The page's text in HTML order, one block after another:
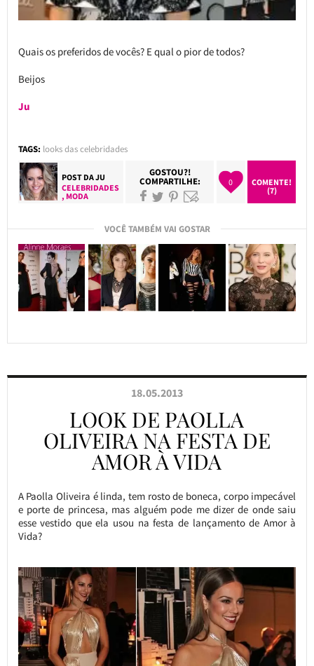
Quais os preferidos de vocês? E qual o pior de todos?
Beijos
Ju
TAGS: looks das celebridades
POST DAJU
CELEBRIDADES
, MODA
GOSTOU?!
COMPARTILHE: 0
COMENTE!
(7)
VOCÊ TAMBÉM VAI GOSTAR
18.05.2013
LOOK DE PAOLLA
OLIVEIRA NA FESTA DE
AMOR À VIDA
A Paolla Oliveira é linda, tem rosto de boneca, corpo impecável
e porte de princesa, mas alguém pode me dizer de onde saiu
esse vestido que ela usou na festa de lançamento de Amor à
Vida?